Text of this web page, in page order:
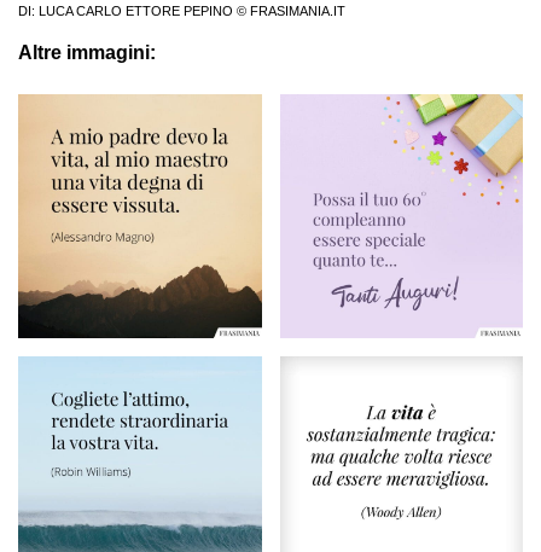
DI:
LUCA CARLO ETTORE PEPINO © FRASIMANIA.IT
Altre immagini: